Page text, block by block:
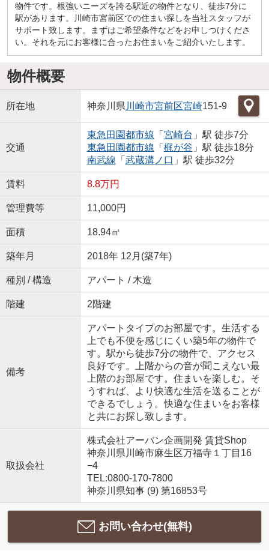
物件です。根強いニーズを誇る駅近の物件となり、徒歩7分に
駅があります。川崎市宮前区での住まい探しを当社スタッフが
サポート致します。まずはご希望条件などをお申しつけくださ
い。それを元にお客様に合ったお住まいをご紹介いたします。
物件概要
所在地 神奈川県 川崎市宮前区宮崎151-9
交通
東急田園都市線 「 宮崎台 」駅 徒歩7分
東急田園都市線 「 梶が谷 」駅 徒歩18分
南武線 「 武蔵溝ノ口 」駅 徒歩32分
賃料 8.8万円
管理費等 11,000円
面積 18.94㎡
築年月 2018年 12月(築7年)
種別 / 構造 アパート / 木造
階建 2階建
備考
アパートタイプのお部屋です。生活する
上でも不便を感じにくい築5年の物件で
す。駅から徒歩7分の物件で、アクセス
良好です。上階からの音が聞こえない最
上階のお部屋です。住まいを楽しむ。そ
うすれば、より快適な生活を送ることが
できるでしょう。快適な住まいをお客様
と共にお探し致します。
取扱会社
株式会社アーバン企画開発 賃貸Shop
神奈川県川崎市麻生区万福寺１丁目16
−4
TEL:0800-170-7800
神奈川県知事 (9) 第16853号
お問い合わせ(無料)